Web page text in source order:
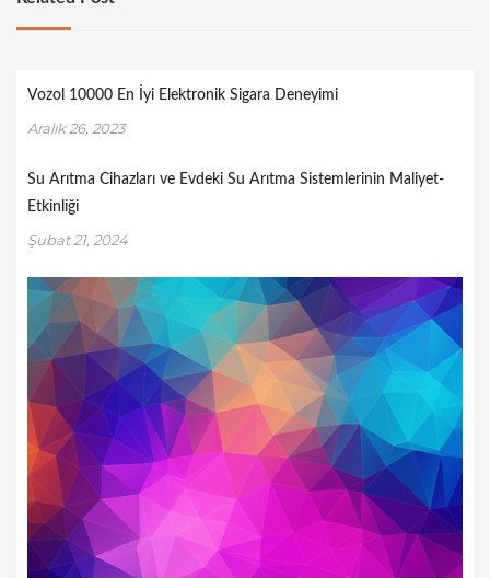
Vozol 10000 En İyi Elektronik Sigara Deneyimi
Aralık 26, 2023
Su Arıtma Cihazları ve Evdeki Su Arıtma Sistemlerinin Maliyet-
Etkinliği
Şubat 21, 2024